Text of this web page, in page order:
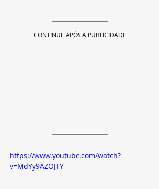
CONTINUE APÓS A PUBLICIDADE
https://www.youtube.com/watch?
v=MdYy9AZOJTY